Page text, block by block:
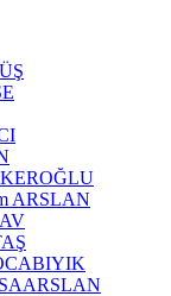
ARSLAN